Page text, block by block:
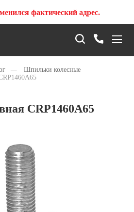
фактический адрес.
—
Шпильки колесные
CRP1460А65